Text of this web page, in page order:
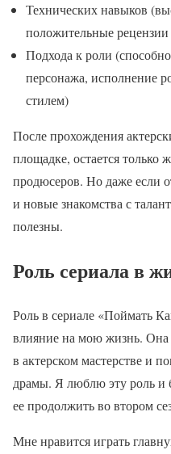
Технических навыков
положительные
Подхода к роли
персонажа, исполнение
стилем)
После прохождения
площадке, остается только
продюсеров. Но даже если
и новые знакомства с
полезны.
Роль сериала в
Роль в сериале «Поймать
влияние на мою жизнь.
в актерском мастерстве и
драмы. Я люблю эту роль и
ее продолжить во втором
Мне нравится играть